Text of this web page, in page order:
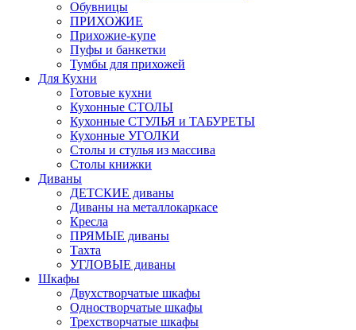
Обувницы
ПРИХОЖИЕ
Прихожие-купе
Пуфы и банкетки
Тумбы для прихожей
Для Кухни
Готовые кухни
Кухонные СТОЛЫ
Кухонные СТУЛЬЯ и ТАБУРЕТЫ
Кухонные УГОЛКИ
Столы и стулья из массива
Столы книжки
Диваны
ДЕТСКИЕ диваны
Диваны на металлокаркасе
Кресла
ПРЯМЫЕ диваны
Тахта
УГЛОВЫЕ диваны
Шкафы
Двухстворчатые шкафы
Одностворчатые шкафы
Трехстворчатые шкафы